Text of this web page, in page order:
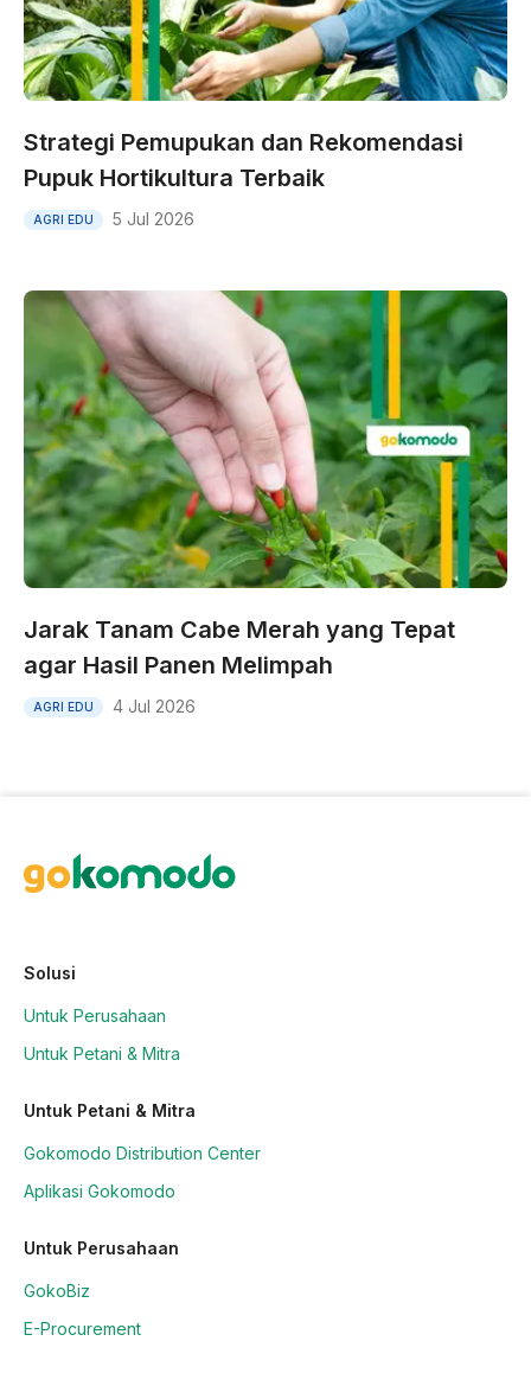
Strategi Pemupukan dan Rekomendasi
Pupuk Hortikultura Terbaik
AGRI EDU 5 Jul 2026
Jarak Tanam Cabe Merah yang Tepat
agar Hasil Panen Melimpah
AGRI EDU 4 Jul 2026
Solusi
Untuk Perusahaan
Untuk Petani & Mitra
Untuk Petani & Mitra
Gokomodo Distribution Center
Aplikasi Gokomodo
Untuk Perusahaan
GokoBiz
E-Procurement